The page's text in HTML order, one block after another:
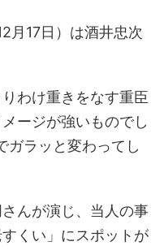
月17日）は酒井忠次
わけ重きをなす重臣
ジが強いものでし
ガラッと変わってし
んが演じ、当人の事
くい」にスポットが